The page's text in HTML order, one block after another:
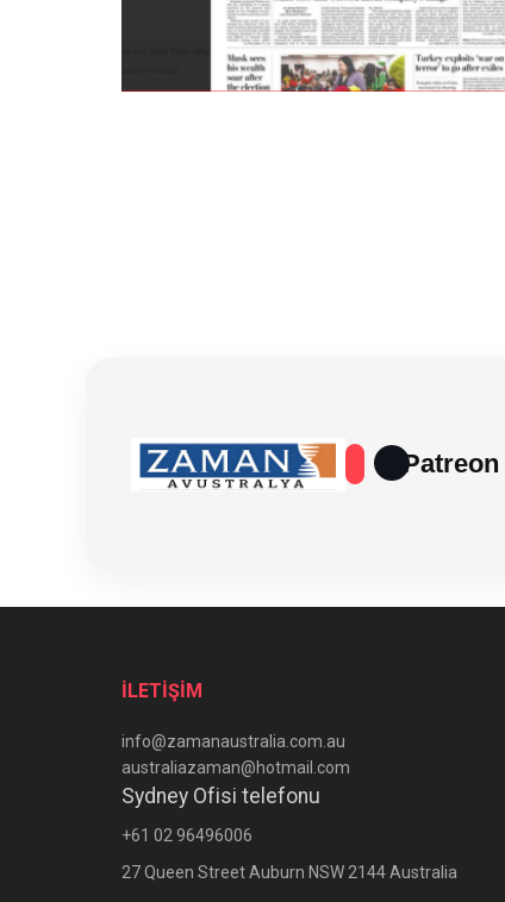
Patreon
İLETİŞİM
info@zamanaustralia.com.au
australiazaman@hotmail.com
Sydney Ofisi telefonu
+61 02 96496006
27 Queen Street Auburn NSW 2144 Australia